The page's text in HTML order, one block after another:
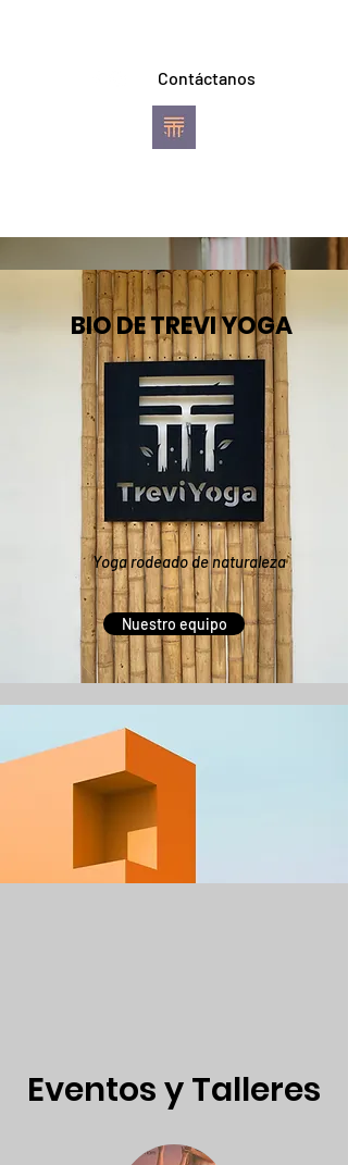
Contáctanos
Vinyasa Yoga
Pereira
BIO DE TREVI YOGA
Yoga rodeado de naturaleza
Nuestro equipo
Eventos y Talleres